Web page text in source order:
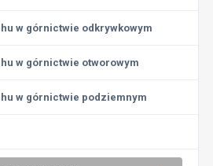
w górnictwie odkrywkowym
w górnictwie otworowym
w górnictwie podziemnym